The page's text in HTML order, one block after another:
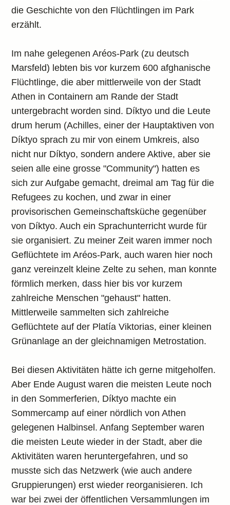
die Geschichte von den Flüchtlingen im Park
erzählt.
Im nahe gelegenen Aréos-Park (zu deutsch
Marsfeld) lebten bis vor kurzem 600 afghanische
Flüchtlinge, die aber mittlerweile von der Stadt
Athen in Containern am Rande der Stadt
untergebracht worden sind. Díktyo und die Leute
drum herum (Achilles, einer der Hauptaktiven von
Díktyo sprach zu mir von einem Umkreis, also
nicht nur Díktyo, sondern andere Aktive, aber sie
seien alle eine grosse "Community") hatten es
sich zur Aufgabe gemacht, dreimal am Tag für die
Refugees zu kochen, und zwar in einer
provisorischen Gemeinschaftsküche gegenüber
von Díktyo. Auch ein Sprachunterricht wurde für
sie organisiert. Zu meiner Zeit waren immer noch
Geflüchtete im Aréos-Park, auch waren hier noch
ganz vereinzelt kleine Zelte zu sehen, man konnte
förmlich merken, dass hier bis vor kurzem
zahlreiche Menschen "gehaust" hatten.
Mittlerweile sammelten sich zahlreiche
Geflüchtete auf der Platía Viktorias, einer kleinen
Grünanlage an der gleichnamigen Metrostation.
Bei diesen Aktivitäten hätte ich gerne mitgeholfen.
Aber Ende August waren die meisten Leute noch
in den Sommerferien, Díktyo machte ein
Sommercamp auf einer nördlich von Athen
gelegenen Halbinsel. Anfang September waren
die meisten Leute wieder in der Stadt, aber die
Aktivitäten waren heruntergefahren, und so
musste sich das Netzwerk (wie auch andere
Gruppierungen) erst wieder reorganisieren. Ich
war bei zwei der öffentlichen Versammlungen im